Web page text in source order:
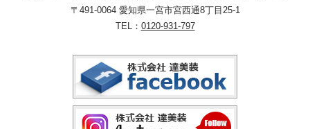
〒491-0064 愛知県一宮市宮西通8丁目25-1
TEL： 0120-931-797